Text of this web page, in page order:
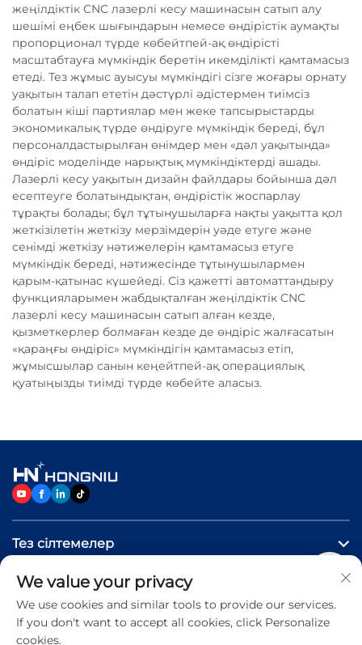
жеңілдіктік CNC лазерлі кесу машинасын сатып алу
шешімі еңбек шығындарын немесе өндірістік аумақты
пропорционал түрде көбейтпей-ақ өндірісті
масштабтауға мүмкіндік беретін икемділікті қамтамасыз
етеді. Тез жұмыс ауысуы мүмкіндігі сізге жоғары орнату
уақытын талап ететін дәстүрлі әдістермен тиімсіз
болатын кіші партиялар мен жеке тапсырыстарды
экономикалық түрде өндіруге мүмкіндік береді, бұл
персоналдастырылған өнімдер мен «дәл уақытында»
өндіріс моделінде нарықтық мүмкіндіктерді ашады.
Лазерлі кесу уақытын дизайн файлдары бойынша дәл
есептеуге болатындықтан, өндірістік жоспарлау
тұрақты болады; бұл тұтынушыларға нақты уақытта қол
жеткізілетін жеткізу мерзімдерін уәде етуге және
сенімді жеткізу нәтижелерін қамтамасыз етуге
мүмкіндік береді, нәтижесінде тұтынушылармен
қарым-қатынас күшейеді. Сіз қажетті автоматтандыру
функцияларымен жабдықталған жеңілдіктік CNC
лазерлі кесу машинасын сатып алған кезде,
қызметкерлер болмаған кезде де өндіріс жалғасатын
«қараңғы өндіріс» мүмкіндігін қамтамасыз етіп,
жұмысшылар санын кеңейтпей-ақ операциялық
қуатыңызды тиімді түрде көбейте аласыз.
Тез сілтемелер
Өнімдер
Бізге хабарласыңыз
We value your privacy
We use cookies and similar tools to provide our services.
If you don't want to accept all cookies, click Personalize
cookies.